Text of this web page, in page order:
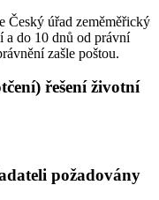
Český úřad zeměměřický
a do 10 dnů od právní
zašle poštou.
řešení životní
požadovány